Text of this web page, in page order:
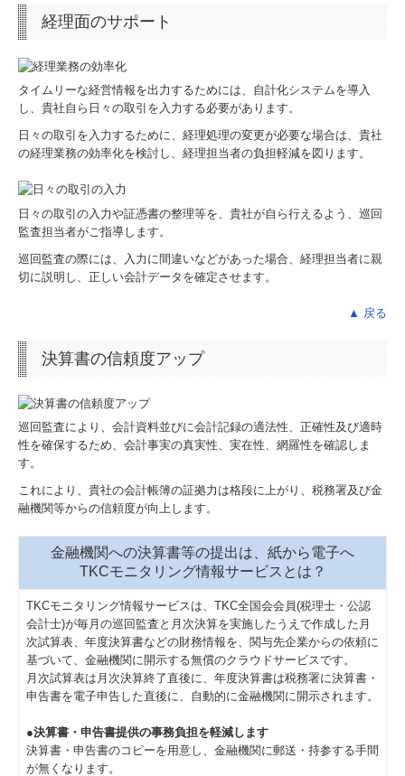
経理面のサポート
タイムリーな経営情報を出力するためには、自計化システムを導入
し、貴社自ら日々の取引を入力する必要があります。
日々の取引を入力するために、経理処理の変更が必要な場合は、貴社
の経理業務の効率化を検討し、経理担当者の負担軽減を図ります。
日々の取引の入力や証憑書の整理等を、貴社が自ら行えるよう、巡回
監査担当者がご指導します。
巡回監査の際には、入力に間違いなどがあった場合、経理担当者に親
切に説明し、正しい会計データを確定させます。
▲ 戻る
決算書の信頼度アップ
巡回監査により、会計資料並びに会計記録の適法性、正確性及び適時
性を確保するため、会計事実の真実性、実在性、網羅性を確認しま
す。
これにより、貴社の会計帳簿の証拠力は格段に上がり、税務署及び金
融機関等からの信頼度が向上します。
金融機関への決算書等の提出は、紙から電子へ
TKCモニタリング情報サービスとは？
TKCモニタリング情報サービスは、TKC全国会会員(税理士・公認
会計士)が毎月の巡回監査と月次決算を実施したうえで作成した月
次試算表、年度決算書などの財務情報を、関与先企業からの依頼に
基づいて、金融機関に開示する無償のクラウドサービスです。
月次試算表は月次決算終了直後に、年度決算書は税務署に決算書・
申告書を電子申告した直後に、自動的に金融機関に開示されます。
●決算書・申告書提供の事務負担を軽減します
決算書・申告書のコピーを用意し、金融機関に郵送・持参する手間
が無くなります。